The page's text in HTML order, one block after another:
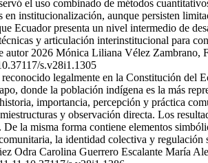
el uso combinado de métodos
institucionalización, aunque persisten
Ecuador presenta un nivel intermedio de
y articulación interinstitucional para
autor 2026 Mónica Liliana Vélez Zambrano,
s.v28i1.1305
legalmente en la Constitución del
donde la población indígena es la más
importancia, percepción y práctica
y observación directa. Los
la misma forma contiene elementos
la identidad colectiva y regulación
Odra Carolina Guerrero Escalante María